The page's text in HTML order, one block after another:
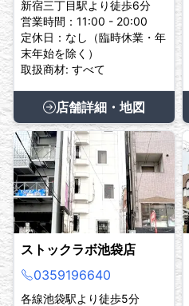
新宿三丁目駅より徒歩6分
営業時間：11:00 - 20:00
定休日：なし（臨時休業・年
末年始を除く）
取扱商材: すべて
店舗詳細・地図
ストックラボ池袋店
0359196640
各線池袋駅より徒歩5分